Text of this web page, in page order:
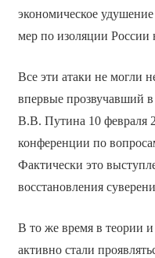
экономическое
мер по изоляции России
Все эти атаки не могли
впервые прозвучавший
В.В. Путина 10 февраля
конференции по
Фактически это
восстановления
В то же время в теории
активно стали